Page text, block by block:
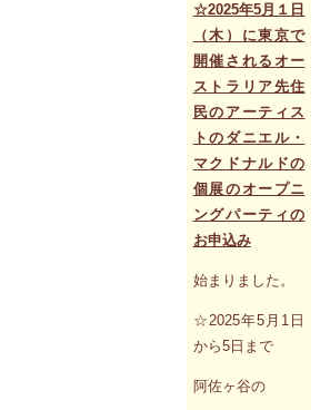
☆2025年5月１日
（木）に東京で
開催されるオー
ストラリア先住
民のアーティス
トのダニエル・
マクドナルドの
個展のオープニ
ングパーティの
お申込み
始まりました。
☆2025年5月1日
から5日まで
阿佐ヶ谷の